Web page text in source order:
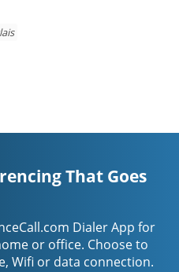
That Goes
Dialer App for
or office. Choose to
Wifi or data connection.